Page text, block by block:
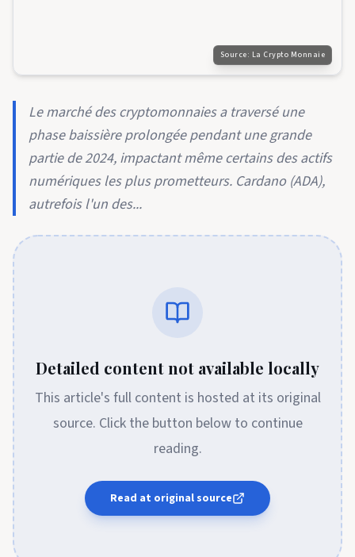
Source: La Crypto Monnaie
Le marché des cryptomonnaies a traversé une
phase baissière prolongée pendant une grande
partie de 2024, impactant même certains des actifs
numériques les plus prometteurs. Cardano (ADA),
autrefois l'un des...
Detailed content not available locally
This article's full content is hosted at its original
source. Click the button below to continue
reading.
Read at original source